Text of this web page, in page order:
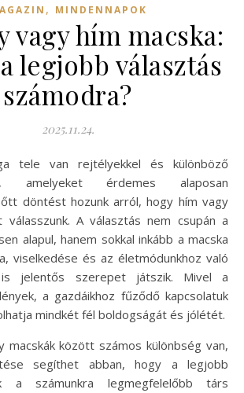
, MINDENNAPOK
vagy hím macska:
legjobb választás
számodra?
2025.11.24.
amelyeket érdemes alaposan
döntést hozunk arról, hogy hím vagy
válasszunk. A választás nem csupán a
alapul, hanem sokkal inkább a macska
viselkedése és az életmódunkhoz való
is jelentős szerepet játszik. Mivel a
a gazdáikhoz fűződő kapcsolatuk
mindkét fél boldogságát és jólétét.
macskák között számos különbség van,
segíthet abban, hogy a legjobb
a számunkra legmegfelelőbb társ